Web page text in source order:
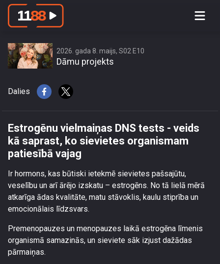
Estrogēnu vielmaiņas DNS tests -
organismam patiesībā vajag
2026. gada 8. maijs, S02 E10
Dāmu projekts
Dalies
Estrogēnu vielmaiņas DNS tests - veids
kā saprast, ko sievietes organismam
patiesībā vajag
Ir hormons, kas būtiski ietekmē sievietes pašsajūtu,
veselību un arī ārējo izskatu – estrogēns. No tā lielā mērā
atkarīga ādas kvalitāte, matu stāvoklis, kaulu stiprība un
emocionālais līdzsvars.
Premenopauzes un menopauzes laikā estrogēna līmenis
organismā samazinās, un sieviete sāk izjust dažādas
pārmaiņas.